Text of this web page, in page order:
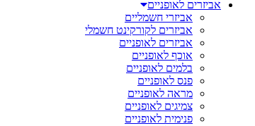
אביזרים לאופניים
אביזרי חשמליים
אביזרים לקורקינט חשמלי
אביזרים לאופניים
אוכף לאופניים
בלמים לאופניים
פנס לאופניים
מראה לאופניים
צמיגים לאופניים
פנימית לאופניים